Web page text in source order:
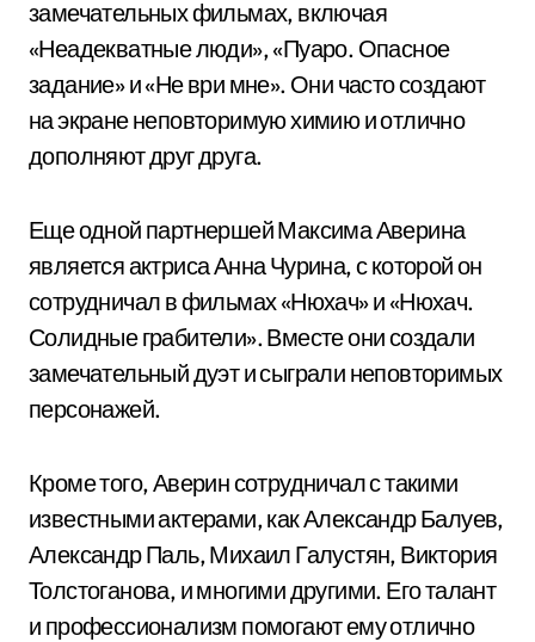
замечательных фильмах, включая
«Неадекватные люди», «Пуаро. Опасное
задание» и «Не ври мне». Они часто создают
на экране неповторимую химию и отлично
дополняют друг друга.
Еще одной партнершей Максима Аверина
является актриса Анна Чурина, с которой он
сотрудничал в фильмах «Нюхач» и «Нюхач.
Солидные грабители». Вместе они создали
замечательный дуэт и сыграли неповторимых
персонажей.
Кроме того, Аверин сотрудничал с такими
известными актерами, как Александр Балуев,
Александр Паль, Михаил Галустян, Виктория
Толстоганова, и многими другими. Его талант
и профессионализм помогают ему отлично